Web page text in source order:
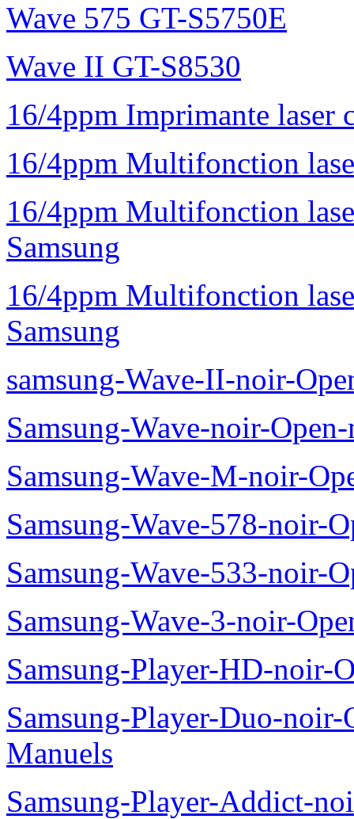
Wave 575 GT-S5750E
Wave II GT-S8530
16/4ppm Imprimante laser
16/4ppm Multifonction
16/4ppm Multifonction
Samsung
16/4ppm Multifonction
Samsung
samsung-Wave-II-noir-
Samsung-Wave-noir-
Samsung-Wave-M-noir-
Samsung-Wave-578-noir-
Samsung-Wave-533-noir-
Samsung-Wave-3-noir-
Samsung-Player-HD-noir-
Samsung-Player-Duo-
Manuels
Samsung-Player-Addict-